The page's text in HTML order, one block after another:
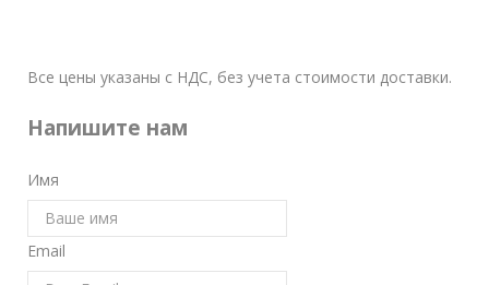
Все цены указаны с НДС, без учета стоимости доставки.
Напишите нам
Имя
Email